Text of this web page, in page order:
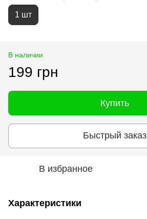
1 шт
В наличии
199 грн
Купить
Быстрый заказ
В избранное
Характеристики